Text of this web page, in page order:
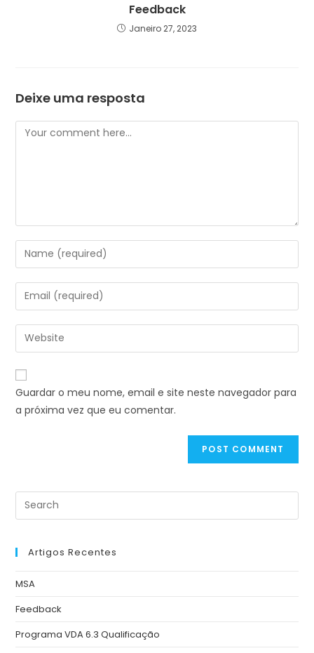
Feedback
Janeiro 27, 2023
Deixe uma resposta
Guardar o meu nome, email e site neste navegador para
a próxima vez que eu comentar.
Artigos Recentes
MSA
Feedback
Programa VDA 6.3 Qualificação